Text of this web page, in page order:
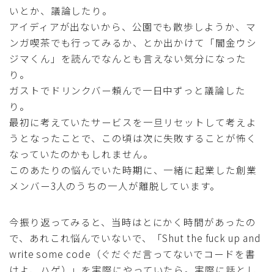
いとか、議論したり。
アイディアが出ないから、公園でも散歩しようか、マ
ンガ喫茶でも行ってみるか、とか出かけて「闇金ウシ
ジマくん」を読んでなんとも言えない気分になった
り。
ガストでドリンクバー頼んで一日中ずっと議論した
り。
最初に考えていたサービスを一旦リセットして考えよ
うとなったことで、この頃は次に失敗することが怖く
なっていたのかもしれません。
このあたりの悩んでいた時期に、一緒に起業した創業
メンバー3人のうちの一人が離脱しています。
今振り返ってみると、当時はとにかく時間があったの
で、あれこれ悩んでいないで、「Shut the fuck up and
write some code（ぐだぐだ言ってないでコードを書